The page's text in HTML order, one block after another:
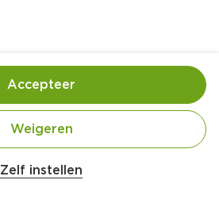
Bereiding
Zelf instellen
Weigeren
Accepteer